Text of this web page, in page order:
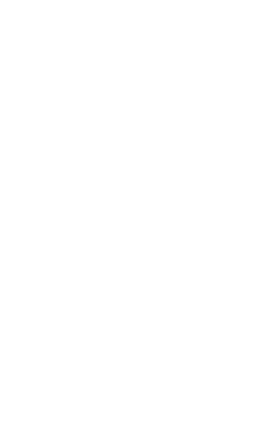
ト３！！
まり知られていない事
」買っちゃいました☆いい所を
年間使い続けて思ったこと
クを発見しました。
成したり解凍する方法
い方まとめ